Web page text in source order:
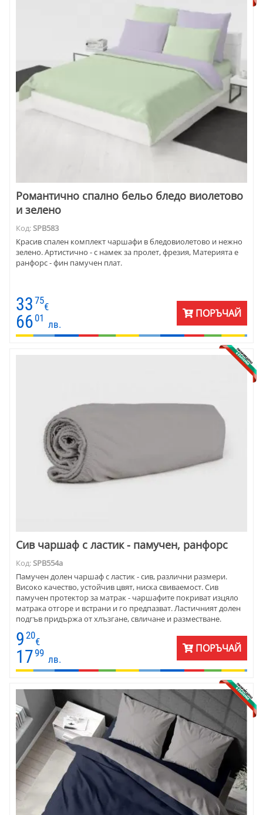
Романтично спално бельо бледо виолетово
и зелено
Код:SPB583
Красив спален комплект чаршафи в бледовиолетово и нежно
зелено. Артистично - с намек за пролет, фрезия, Материята е
ранфорс - фин памучен плат.
33 75
€
66 01
лв.
ПОРЪЧАЙ
Сив чаршаф с ластик - памучен, ранфорс
Код:SPB554a
Памучен долен чаршаф с ластик - сив, различни размери.
Високо качество, устойчив цвят, ниска свиваемост. Сив
памучен протектор за матрак - чаршафите покриват изцяло
матрака отгоре и встрани и го предпазват. Ластичният долен
подгъв придържа от хлъзгане, свличане и разместване.
9 20
€
1799
лв.
ПОРЪЧАЙ